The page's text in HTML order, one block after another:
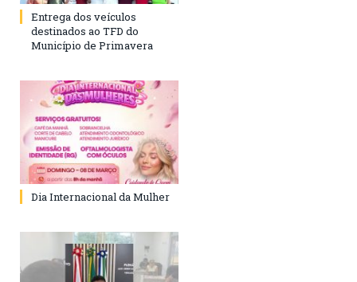
Entrega dos veículos
destinados ao TFD do
Município de Primavera
Dia Internacional da Mulher